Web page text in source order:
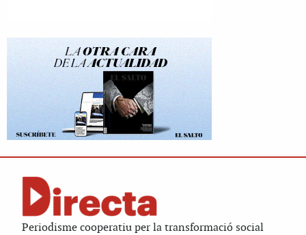
Periodisme cooperatiu per la transformació social